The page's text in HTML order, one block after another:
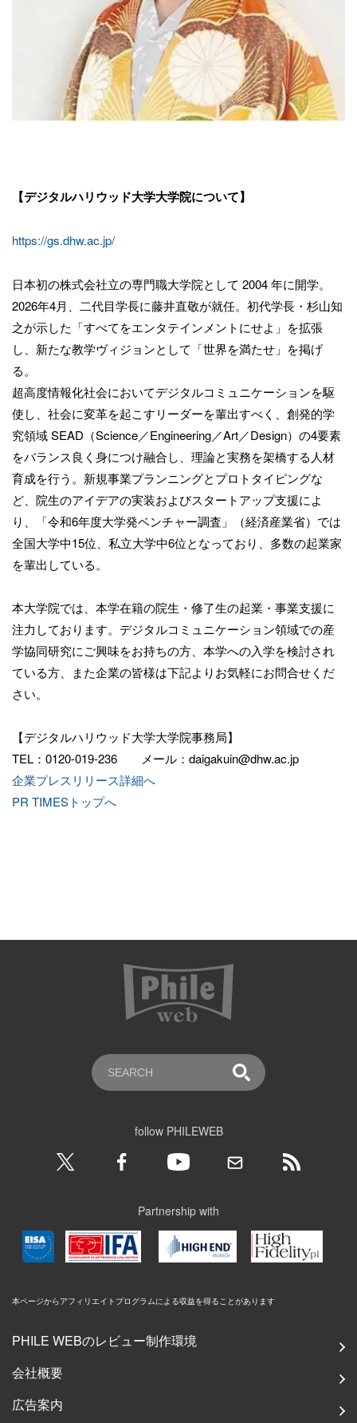
【デジタルハリウッド大学大学院について】
https://gs.dhw.ac.jp/
日本初の株式会社立の専門職大学院として 2004 年に開学。
2026年4月、二代目学長に藤井直敬が就任。初代学長・杉山知
之が示した「すべてをエンタテインメントにせよ」を拡張
し、新たな教学ヴィジョンとして「世界を満たせ」を掲げ
る。
超高度情報化社会においてデジタルコミュニケーションを駆
使し、社会に変革を起こすリーダーを輩出すべく、創発的学
究領域 SEAD（Science／Engineering／Art／Design）の4要素
をバランス良く身につけ融合し、理論と実務を架橋する人材
育成を行う。新規事業プランニングとプロトタイピングな
ど、院生のアイデアの実装およびスタートアップ支援によ
り、「令和6年度大学発ベンチャー調査」（経済産業省）では
全国大学中15位、私立大学中6位となっており、多数の起業家
を輩出している。
本大学院では、本学在籍の院生・修了生の起業・事業支援に
注力しております。デジタルコミュニケーション領域での産
学協同研究にご興味をお持ちの方、本学への入学を検討され
ている方、また企業の皆様は下記よりお気軽にお問合せくだ
さい。
【デジタルハリウッド大学大学院事務局】
TEL：0120-019-236 メール：daigakuin@dhw.ac.jp
企業プレスリリース詳細へ
PR TIMESトップへ
follow PHILEWEB
Partnership with
本ページからアフィリエイトプログラムによる収益を得ることがあります
PHILE WEBのレビュー制作環境
会社概要
広告案内